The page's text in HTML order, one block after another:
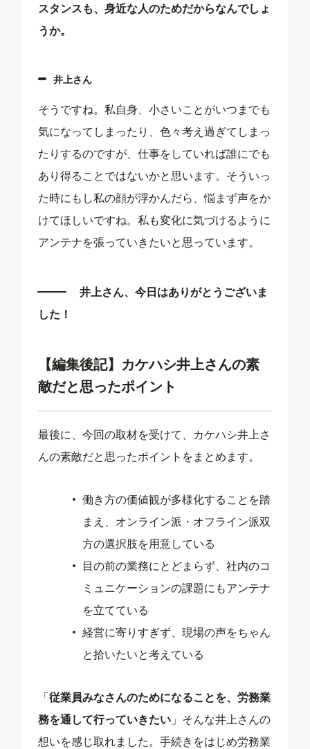
スタンスも、身近な人のためだからなんでしょ
うか。
井上さん
そうですね。私自身、小さいことがいつまでも
気になってしまったり、色々考え過ぎてしまっ
たりするのですが、仕事をしていれば誰にでも
あり得ることではないかと思います。そういっ
た時にもし私の顔が浮かんだら、悩まず声をか
けてほしいですね。私も変化に気づけるように
アンテナを張っていきたいと思っています。
井上さん、今日はありがとうございま
した！
【編集後記】カケハシ井上さんの素
敵だと思ったポイント
最後に、今回の取材を受けて、カケハシ井上さ
んの素敵だと思ったポイントをまとめます。
働き方の価値観が多様化することを踏
まえ、オンライン派・オフライン派双
方の選択肢を用意している
目の前の業務にとどまらず、社内のコ
ミュニケーションの課題にもアンテナ
を立てている
経営に寄りすぎず、現場の声をちゃん
と拾いたいと考えている
「従業員みなさんのためになることを、労務業
務を通して行っていきたい 」そんな井上さんの
想いを感じ取れました。手続きをはじめ労務業